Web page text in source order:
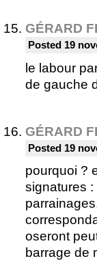
GÉRARD
Posted 19
le labour
de gauche
GÉRARD
Posted 19
pourquoi ?
signatures
oseront
barrage de